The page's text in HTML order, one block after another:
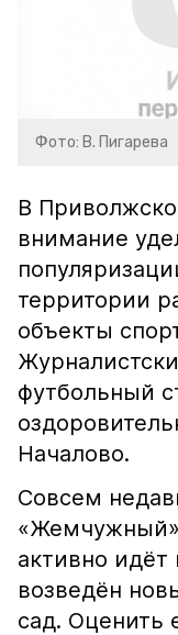
Фото: В. Пигарева
В
внимание
территории
объекты
футбольный
Началово.
Совсем
«Жемчужный»
активно идёт
возведён
сад. Оценить